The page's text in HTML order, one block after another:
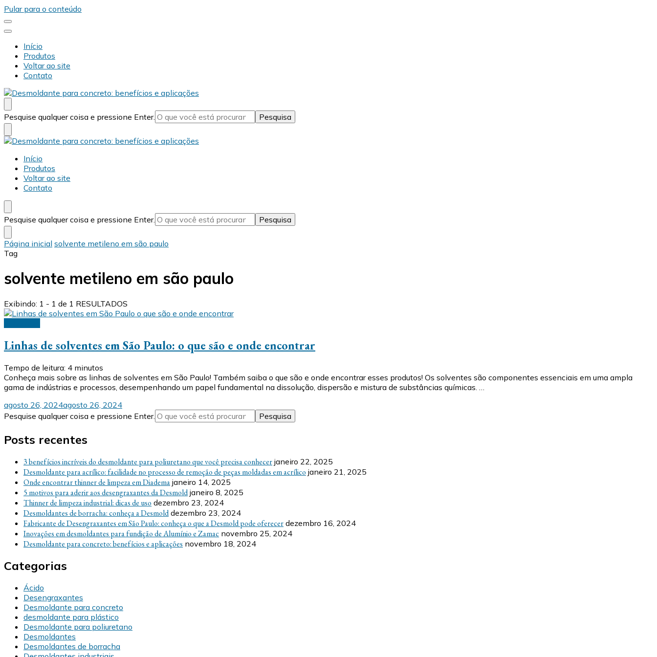
Pular para o conteúdo
Início
Produtos
Voltar ao site
Contato
Desmold
Blog Desmold
Procurando
algo?
Pesquise qualquer coisa e pressione Enter.
Desmold
Blog Desmold
Início
Produtos
Voltar ao site
Contato
Procurando
algo?
Pesquise qualquer coisa e pressione Enter.
Página inicial solvente metileno em são paulo
Tag
solvente metileno em são paulo
Exibindo: 1 - 1 de 1 RESULTADOS
Linhas de solventes em São Paulo: o que são e onde encontrar
Tempo de leitura: 4 minutos
Conheça mais sobre as linhas de solventes em São Paulo! Também saiba o que são e onde encontrar esses produtos! Os solventes são componentes essenciais em uma ampla
gama de indústrias e processos, desempenhando um papel fundamental na dissolução, dispersão e mistura de substâncias químicas. …
agosto 26, 2024agosto 26, 2024
Procurando
algo?
Pesquise qualquer coisa e pressione Enter.
Posts recentes
3 benefícios incríveis do desmoldante para poliuretano que você precisa conhecer janeiro 22, 2025
Desmoldante para acrílico: facilidade no processo de remoção de peças moldadas em acrílico janeiro 21, 2025
Onde encontrar thinner de limpeza em Diadema janeiro 14, 2025
5 motivos para aderir aos desengraxantes da Desmold janeiro 8, 2025
Thinner de limpeza industrial: dicas de uso dezembro 23, 2024
Desmoldantes de borracha: conheça a Desmold dezembro 23, 2024
Fabricante de Desengraxantes em São Paulo: conheça o que a Desmold pode oferecer dezembro 16, 2024
Inovações em desmoldantes para fundição de Alumínio e Zamac novembro 25, 2024
Desmoldante para concreto: benefícios e aplicações novembro 18, 2024
Categorias
Ácido
Desengraxantes
Desmoldante para concreto
desmoldante para plástico
Desmoldante para poliuretano
Desmoldantes
Desmoldantes de borracha